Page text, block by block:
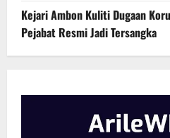
Kejari Ambon Kuliti Dugaan
Pejabat Resmi Jadi Tersangka